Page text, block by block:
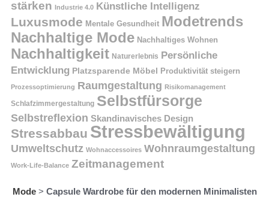
stärken
Industrie 4.0 Künstliche Intelligenz
Luxusmode Mentale Gesundheit Modetrends
Nachhaltige Mode Nachhaltiges Wohnen
Nachhaltigkeit Naturerlebnis Persönliche
Entwicklung Platzsparende Möbel Produktivität steigern
Prozessoptimierung Raumgestaltung Risikomanagement
Schlafzimmergestaltung Selbstfürsorge
Selbstreflexion Skandinavisches Design
Stressabbau Stressbewältigung
Umweltschutz Wohnaccessoires Wohnraumgestaltung
Work-Life-Balance Zeitmanagement
Mode> Capsule Wardrobe für den modernen Minimalisten